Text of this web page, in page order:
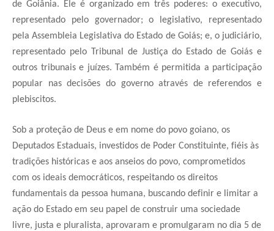
de Goiânia. Ele é organizado em três poderes: o executivo,
representado pelo governador; o legislativo, representado
pela Assembleia Legislativa do Estado de Goiás; e, o judiciário,
representado pelo Tribunal de Justiça do Estado de Goiás e
outros tribunais e juízes. Também é permitida a participação
popular nas decisões do governo através de referendos e
plebiscitos.
Sob a proteção de Deus e em nome do povo goiano, os
Deputados Estaduais, investidos de Poder Constituinte, fiéis às
tradições históricas e aos anseios do povo, comprometidos
com os ideais democráticos, respeitando os direitos
fundamentais da pessoa humana, buscando definir e limitar a
ação do Estado em seu papel de construir uma sociedade
livre, justa e pluralista, aprovaram e promulgaram no dia 5 de